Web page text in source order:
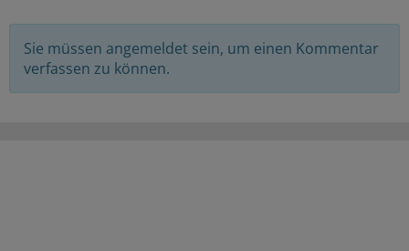
Sie müssen angemeldet sein, um einen Kommentar
verfassen zu können.